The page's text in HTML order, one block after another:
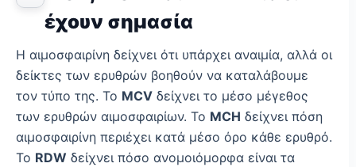
έχουν σημασία
Η αιμοσφαιρίνη δείχνει ότι υπάρχει αναιμία, αλλά οι
δείκτες των ερυθρών βοηθούν να καταλάβουμε
τον τύπο της. Το MCV δείχνει το μέσο μέγεθος
των ερυθρών αιμοσφαιρίων. Το MCH δείχνει πόση
αιμοσφαιρίνη περιέχει κατά μέσο όρο κάθε ερυθρό.
Το RDW δείχνει πόσο ανομοιόμορφα είναι τα